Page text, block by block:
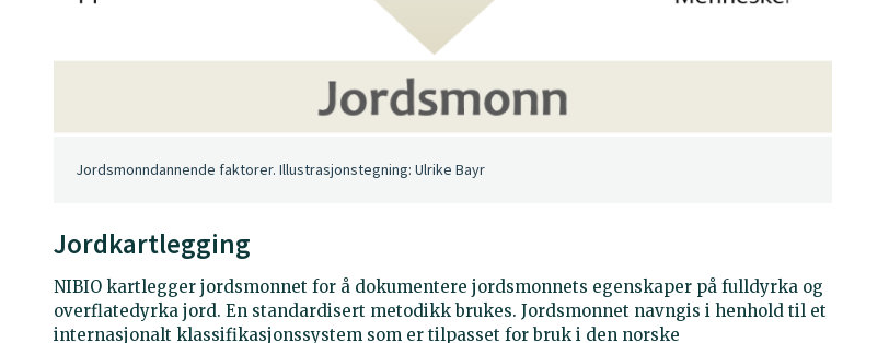
Jordsmonndannende faktorer. Illustrasjonstegning: Ulrike Bayr
Jordkartlegging
NIBIO kartlegger jordsmonnet for å dokumentere jordsmonnets egenskaper på fulldyrka og
overflatedyrka jord. En standardisert metodikk brukes. Jordsmonnet navngis i henhold til et
internasjonalt klassifikasjonssystem som er tilpasset for bruk i den norske